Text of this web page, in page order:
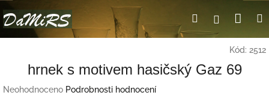
na
obsah
HledatPřihlášení
Kód: 2512
hrnek s motivem hasičský Gaz 69
Průměrné
Neohodnoceno Podrobnosti hodnocení